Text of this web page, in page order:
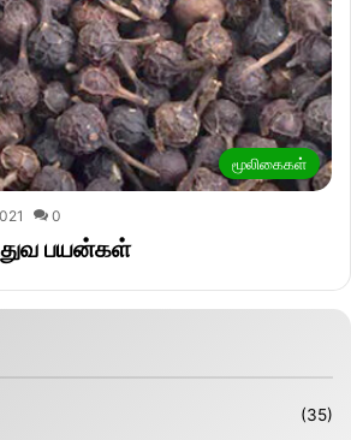
மூலிகைகள்
0
பயன்கள்
(35)